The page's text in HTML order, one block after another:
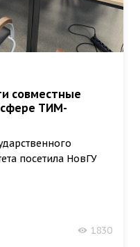
совместные
сфере ТИМ-
посетила НовГУ
1830